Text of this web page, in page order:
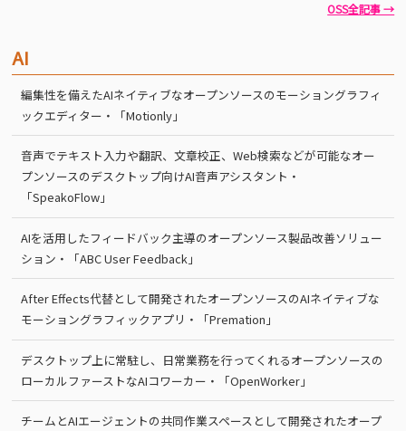
OSS全記事 →
AI
編集性を備えたAIネイティブなオープンソースのモーショングラフィ
ックエディター・「Motionly」
音声でテキスト入力や翻訳、文章校正、Web検索などが可能なオー
プンソースのデスクトップ向けAI音声アシスタント・
「SpeakoFlow」
AIを活用したフィードバック主導のオープンソース製品改善ソリュー
ション・「ABC User Feedback」
After Effects代替として開発されたオープンソースのAIネイティブな
モーショングラフィックアプリ・「Premation」
デスクトップ上に常駐し、日常業務を行ってくれるオープンソースの
ローカルファーストなAIコワーカー・「OpenWorker」
チームとAIエージェントの共同作業スペースとして開発されたオープ